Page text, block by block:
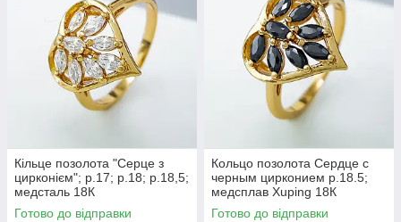
Кільце позолота "Серце з
цирконієм"; p.17; р.18; р.18,5;
медсталь 18К
Готово до відправки
Кольцо позолота Сердце с
черным цирконием p.18.5;
медсплав Xuping 18К
Готово до відправки